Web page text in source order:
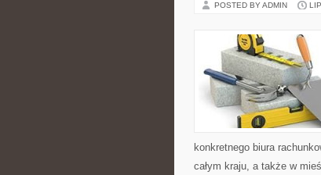
POSTED BY ADMIN
konkretnego biura
całym kraju, a także w